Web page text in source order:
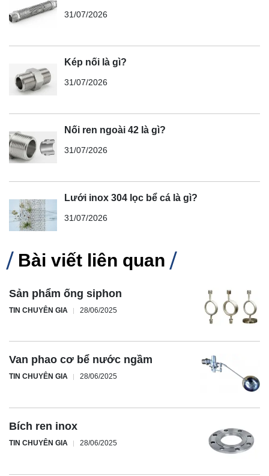
31/07/2026
Kép nối là gì?
31/07/2026
Nối ren ngoài 42 là gì?
31/07/2026
Lưới inox 304 lọc bể cá là gì?
31/07/2026
Bài viết liên quan
Sản phẩm ống siphon
TIN CHUYÊN GIA 28/06/2025
Van phao cơ bể nước ngầm
TIN CHUYÊN GIA 28/06/2025
Bích ren inox
TIN CHUYÊN GIA 28/06/2025